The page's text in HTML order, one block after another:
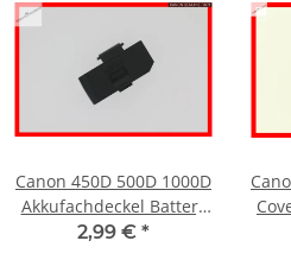
Canon 450D 500D 1000D
Akkufachdeckel Battery
Cap Original Genuine
2,99 € *